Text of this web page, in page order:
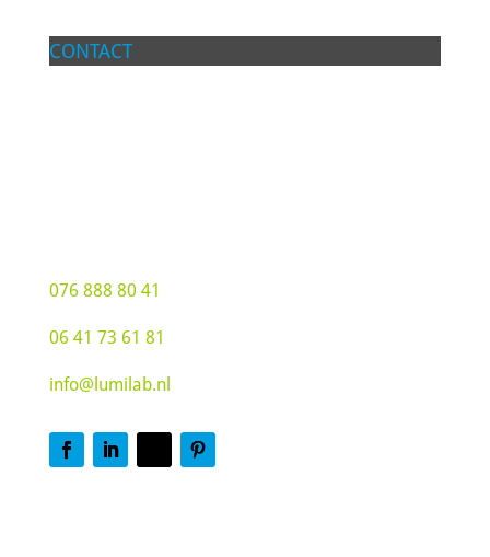
CONTACT
076 888 80 41
06 41 73 61 81
info@lumilab.nl